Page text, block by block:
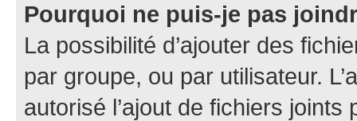
Pourquoi ne puis-je pas
La possibilité d’ajouter des
par groupe, ou par utilisateur.
autorisé l’ajout de fichiers